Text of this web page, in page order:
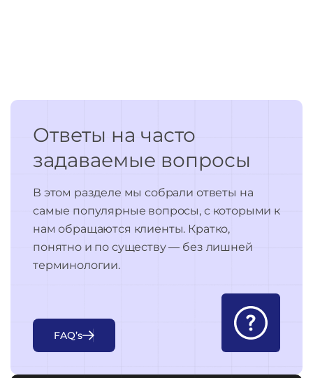
Ответы на часто
задаваемые вопросы
В этом разделе мы собрали ответы на
самые популярные вопросы, с которыми к
нам обращаются клиенты. Кратко,
понятно и по существу — без лишней
терминологии.
FAQ’s